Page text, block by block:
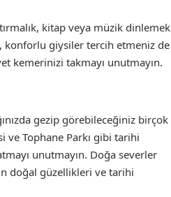
kitap veya müzik dinlemek
konforlu giysiler tercih etmeniz de
kemerinizi takmayı unutmayın.
gezip görebileceğiniz birçok
ve Tophane Parkı gibi tarihi
unutmayın. Doğa severler
doğal güzellikleri ve tarihi